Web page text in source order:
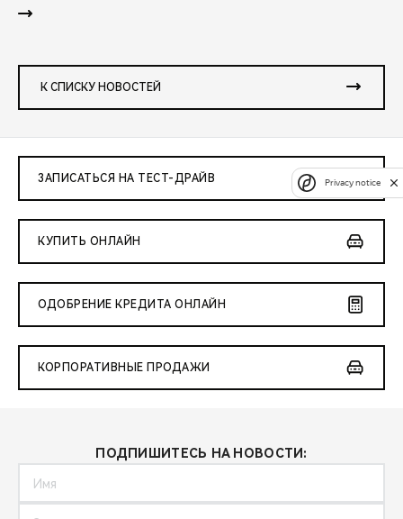
К СПИСКУ НОВОСТЕЙ
ЗАПИСАТЬСЯ НА ТЕСТ-ДРАЙВ
КУПИТЬ ОНЛАЙН
ОДОБРЕНИЕ КРЕДИТА ОНЛАЙН
КОРПОРАТИВНЫЕ ПРОДАЖИ
ПОДПИШИТЕСЬ НА НОВОСТИ:
Privacy notice